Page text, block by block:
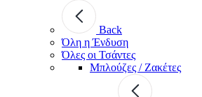
Back
Όλη η Ένδυση
Όλες οι Τσάντες
Μπλούζες / Ζακέτες